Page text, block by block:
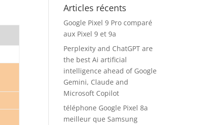
Articles récents
Google Pixel 9 Pro comparé
aux Pixel 9 et 9a
Perplexity and ChatGPT are
the best Ai artificial
intelligence ahead of Google
Gemini, Claude and
Microsoft Copilot
téléphone Google Pixel 8a
meilleur que Samsung